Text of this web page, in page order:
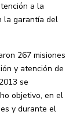
a la
la garantía del
267 misiones
y atención de
se
objetivo, en el
y durante el